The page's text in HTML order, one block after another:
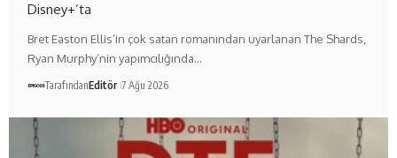
Disney+’ta
Bret Easton Ellis’in çok satan romanından uyarlanan The Shards,
Ryan Murphy’nin yapımcılığında…
TarafındanEditör 7 Ağu 2026